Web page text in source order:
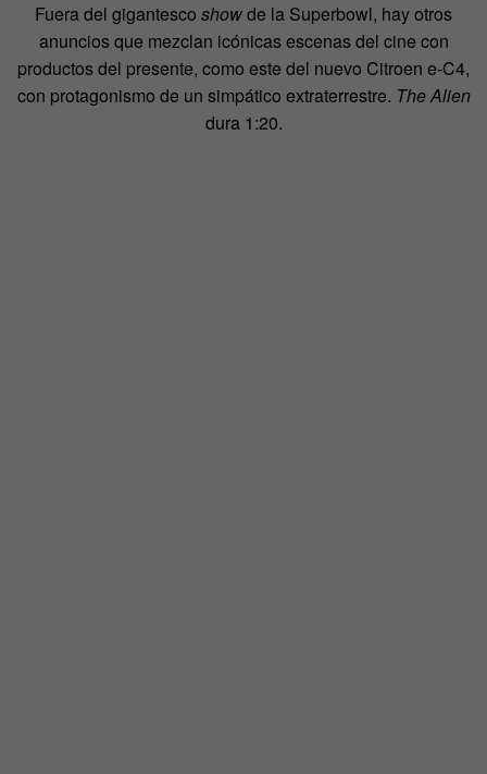
Fuera del gigantesco showde la Superbowl, hay otros
anuncios que mezclan icónicas escenas del cine con
productos del presente, como este del nuevo Citroen e-C4,
con protagonismo de un simpático extraterrestre. The Alien
dura 1:20.